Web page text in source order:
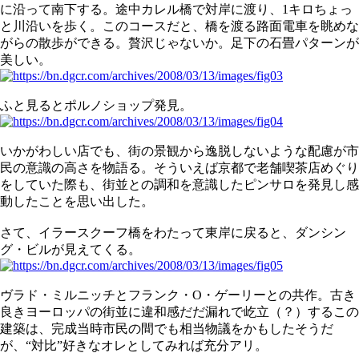
に沿って南下する。途中カレル橋で対岸に渡り、1キロちょっ
と川沿いを歩く。このコースだと、橋を渡る路面電車を眺めな
がらの散歩ができる。贅沢じゃないか。足下の石畳パターンが
美しい。
ふと見るとポルノショップ発見。
いかがわしい店でも、街の景観から逸脱しないような配慮が市
民の意識の高さを物語る。そういえば京都で老舗喫茶店めぐり
をしていた際も、街並との調和を意識したピンサロを発見し感
動したことを思い出した。
さて、イラースクーフ橋をわたって東岸に戻ると、ダンシン
グ・ビルが見えてくる。
ヴラド・ミルニッチとフランク・O・ゲーリーとの共作。古き
良きヨーロッパの街並に違和感だだ漏れで屹立（？）するこの
建築は、完成当時市民の間でも相当物議をかもしたそうだ
が、“対比”好きなオレとしてみれば充分アリ。